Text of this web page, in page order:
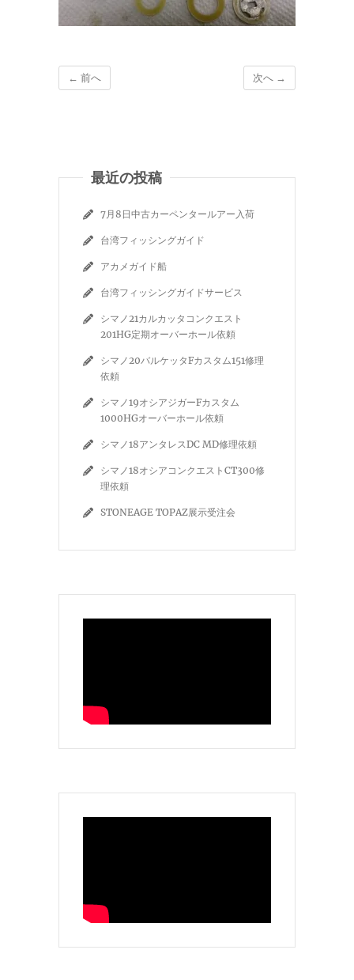
← 前へ 次へ →
最近の投稿
7月8日中古カーペンタールアー入荷
台湾フィッシングガイド
アカメガイド船
台湾フィッシングガイドサービス
シマノ21カルカッタコンクエスト
201HG定期オーバーホール依頼
シマノ20バルケッタFカスタム151修理
依頼
シマノ19オシアジガーFカスタム
1000HGオーバーホール依頼
シマノ18アンタレスDC MD修理依頼
シマノ18オシアコンクエストCT300修
理依頼
STONEAGE TOPAZ展示受注会